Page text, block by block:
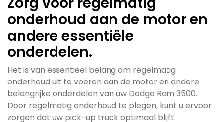
onderhoud aan de motor en
andere essentiële
onderdelen.
Het is van essentieel belang om regelmatig
onderhoud uit te voeren aan de motor en andere
belangrijke onderdelen van uw Dodge Ram 3500.
Door regelmatig onderhoud te plegen, kunt u ervoor
zorgen dat uw pick-up truck optimaal blijft